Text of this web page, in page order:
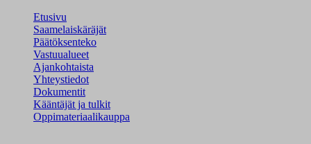
Etusivu
Saamelaiskäräjät
Päätöksenteko
Vastuualueet
Ajankohtaista
Yhteystiedot
Dokumentit
Kääntäjät ja tulkit
Oppimateriaalikauppa